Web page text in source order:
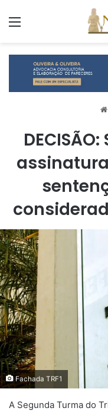
Fachada TRF1
A Segunda Turma do